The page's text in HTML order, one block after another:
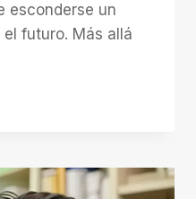
esconderse un
futuro. Más allá